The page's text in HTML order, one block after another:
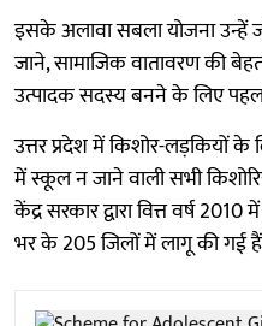
इसके अलावा सबला योजना
जाने, सामाजिक वातावरण की
उत्पादक सदस्य बनने के लिए
उत्तर प्रदेश में किशोर-लड़कियों
में स्कूल न जाने वाली सभी
केंद्र सरकार द्वारा वित्त वर्ष
भर के 205 जिलों में लागू की गई